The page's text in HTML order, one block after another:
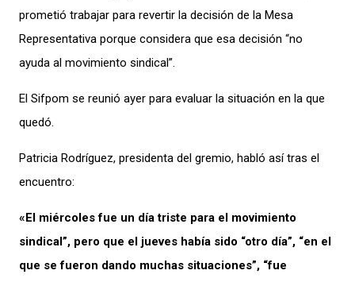
prometió trabajar para revertir la decisión de la Mesa
Representativa porque considera que esa decisión “no
ayuda al movimiento sindical”.
El Sifpom se reunió ayer para evaluar la situación en la que
quedó.
Patricia Rodríguez, presidenta del gremio, habló así tras el
encuentro:
«El miércoles fue un día triste para el movimiento
sindical”, pero que el jueves había sido “otro día”, “en el
que se fueron dando muchas situaciones”, “fue